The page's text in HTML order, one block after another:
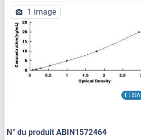
ELISA
1 image
N° du produit ABIN1572464